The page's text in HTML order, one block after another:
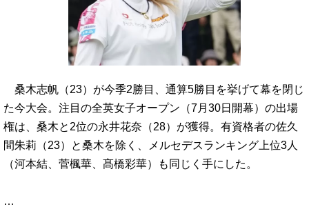
桑木志帆（23）が今季2勝目、通算5勝目を挙げて幕を閉じ
た今大会。注目の全英女子オープン（7月30日開幕）の出場
権は、桑木と2位の永井花奈（28）が獲得。有資格者の佐久
間朱莉（23）と桑木を除く、メルセデスランキング上位3人
（河本結、菅楓華、髙橋彩華）も同じく手にした。
…